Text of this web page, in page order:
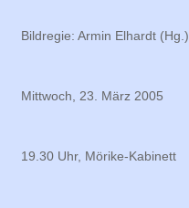
Bildregie: Armin Elhardt (Hg.)
Mittwoch, 23. März 2005
19.30 Uhr, Mörike-Kabinett